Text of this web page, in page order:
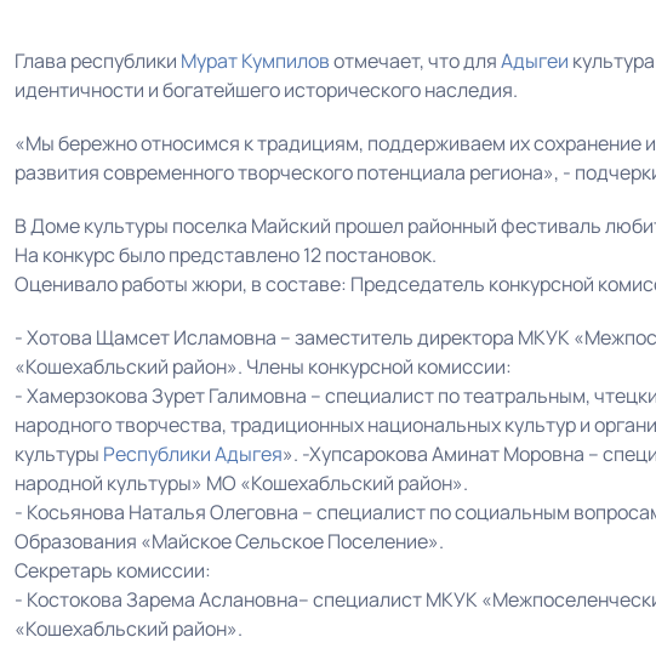
Глава республики Мурат Кумпиловотмечает, что дляАдыгеи
идентичности и богатейшего исторического наследия.
«Мы бережно относимся к традициям, поддерживаем их сохранение
развития современного творческого потенциала региона», -
В Доме культуры поселка Майский прошел районный фестиваль
На конкурс было представлено 12 постановок.
Оценивало работы жюри, в составе: Председатель конкурсной
- Хотова Щамсет Исламовна – заместитель директора МКУК
«Кошехабльский район». Члены конкурсной комиссии:
- Хамерзокова Зурет Галимовна – специалист по театральным,
народного творчества, традиционных национальных культур и
культуры Республики Адыгея». -Хупсарокова Аминат Моровна –
народной культуры» МО «Кошехабльский район».
- Косьянова Наталья Олеговна – специалист по социальным
Образования «Майское Сельское Поселение».
Секретарь комиссии:
- Костокова Зарема Аслановна– специалист МКУК
«Кошехабльский район».